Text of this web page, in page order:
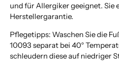
und für Allergiker geeignet. Sie
Herstellergarantie.
Pflegetipps: Waschen Sie die
10093 separat bei 40°
schleudern diese auf niedriger